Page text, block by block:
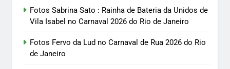
Fotos Sabrina Sato : Rainha de Bateria da Unidos de
Vila Isabel no Carnaval 2026 do Rio de Janeiro
Fotos Fervo da Lud no Carnaval de Rua 2026 do Rio
de Janeiro